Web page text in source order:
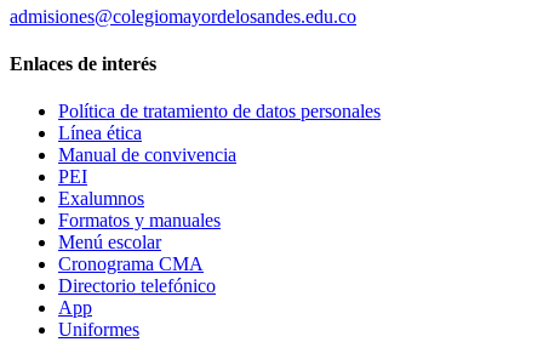
admisiones@colegiomayordelosandes.edu.co
Enlaces de interés
Política de tratamiento de datos personales
Línea ética
Manual de convivencia
PEI
Exalumnos
Formatos y manuales
Menú escolar
Cronograma CMA
Directorio telefónico
App
Uniformes